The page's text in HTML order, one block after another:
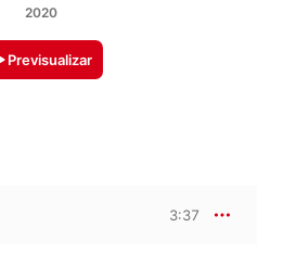
2020
Previsualizar
3:37